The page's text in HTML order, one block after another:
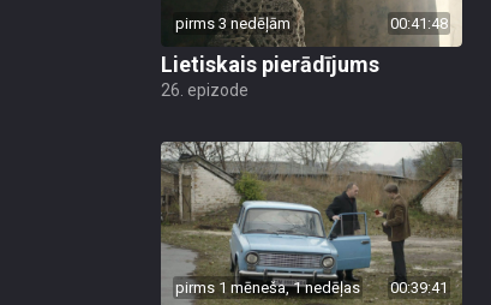
pirms 3 nedēļām 00:41:48
Lietiskais pierādījums
26. epizode
pirms 1 mēneša, 1 nedēļas 00:39:41